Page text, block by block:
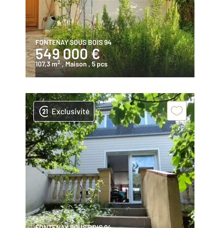
FONTENAY SOUS BOIS 94
549 000 €
107,3 m2 , Maison , 5 pcs
Exclusivité